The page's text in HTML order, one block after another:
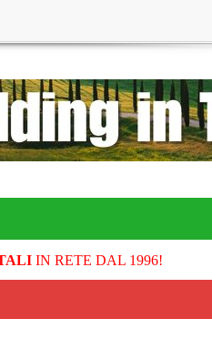
IN RETE DAL 1996!